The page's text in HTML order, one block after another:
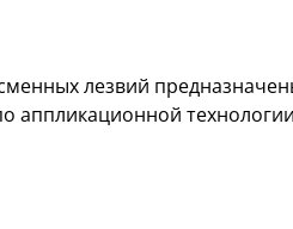
лезвий
аппликационной